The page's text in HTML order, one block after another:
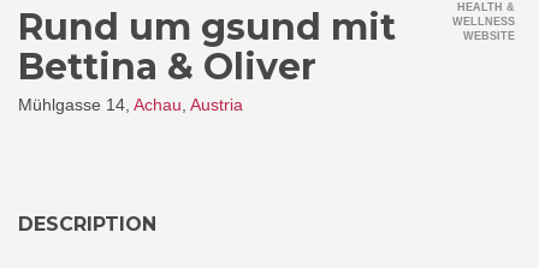
Rund um gsund mit
Bettina & Oliver
Mühlgasse 14, Achau Austria
HEALTH &
WELLNESS
WEBSITE
DESCRIPTION